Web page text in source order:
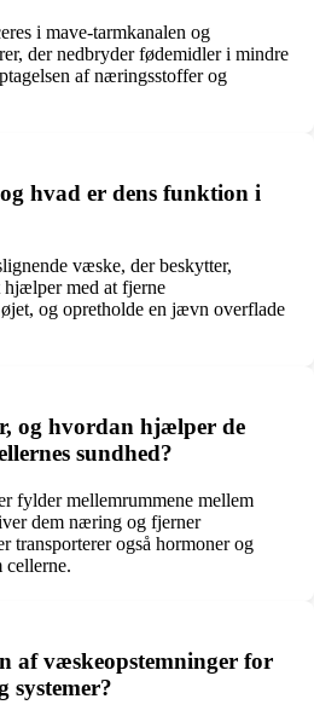
i mave-tarmkanalen og
der nedbryder fødemidler i mindre
af næringsstoffer og
hvad er dens funktion i
væske, der beskytter,
med at fjerne
og opretholde en jævn overflade
og hvordan hjælper de
sundhed?
fylder mellemrummene mellem
dem næring og fjerner
transporterer også hormoner og
cellerne.
af væskeopstemninger for
systemer?